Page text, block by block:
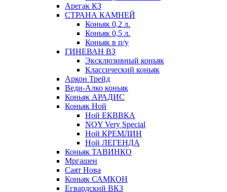
Арегак КЗ
СТРАНА КАМНЕЙ
Коньяк 0,2 л.
Коньяк 0,5 л.
Коньяк в п/у
ГИНЕВАН ВЗ
Эксклюзивный коньяк
Классический коньяк
Аркон Трейд
Веди-Алко коньяк
Коньяк АРАДИС
Коньяк Ной
Ной ЕКВВКА
NOY Very Special
Ной КРЕМЛИН
Ной ЛЕГЕНДА
Коньяк ТАВИНКО
Мргашен
Саят Нова
Коньяк САМКОН
Егвардский ВКЗ